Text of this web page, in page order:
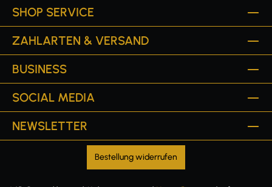
SHOP SERVICE
ZAHLARTEN & VERSAND
BUSINESS
SOCIAL MEDIA
NEWSLETTER
Bestellung widerrufen